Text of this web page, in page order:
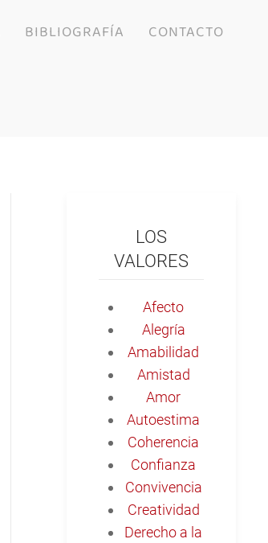
BIBLIOGRAFÍA CONTACTO
LOS
VALORES
Afecto
Alegría
Amabilidad
Amistad
Amor
Autoestima
Coherencia
Confianza
Convivencia
Creatividad
Derecho a la